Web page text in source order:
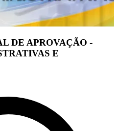
DE APROVAÇÃO -
E